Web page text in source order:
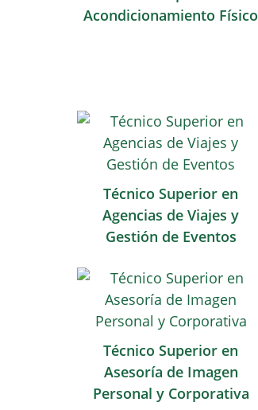
Acondicionamiento Físico
Técnico Superior en
Agencias de Viajes y
Gestión de Eventos
Técnico Superior en
Asesoría de Imagen
Personal y Corporativa